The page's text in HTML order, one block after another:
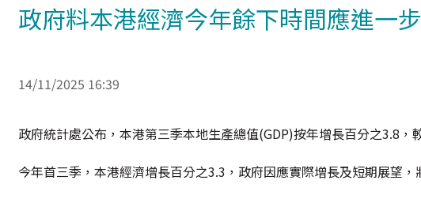
政府料本港經濟今年餘下時間應進一
14/11/2025 16:39
政府統計處公布，本港第三季本地生產總值(GDP)按年增長百分之3.8
今年首三季，本港經濟增長百分之3.3，政府因應實際增長及短期展望